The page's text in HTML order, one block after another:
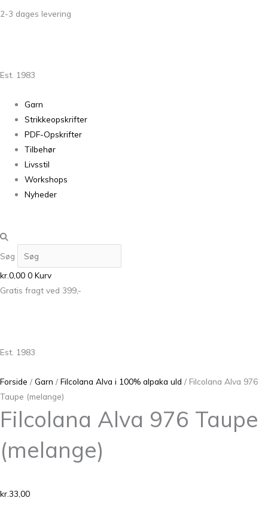
2-3 dages levering
Est. 1983
Garn
Strikkeopskrifter
PDF-Opskrifter
Tilbehør
Livsstil
Workshops
Nyheder
Søg
kr.0,00 0 Kurv
Gratis fragt ved 399,-
Est. 1983
Forside / Garn / Filcolana Alva i 100% alpaka uld / Filcolana Alva 976
Taupe (melange)
Filcolana Alva 976 Taupe
(melange)
kr.33,00